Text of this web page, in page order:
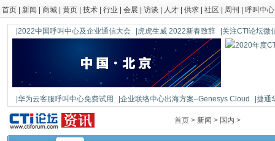
首页 新闻 商城 黄页 技术 行业 会展 访谈 人才 供求 社区 周刊 呼叫中心
|2022中国呼叫中心及企业通信大会 |虎虎生威 2022新春致辞 |关注CTI论坛微
|华为云客服呼叫中心免费试用 |企业联络中心出海方案–Genesys Cloud
|捷通
|鼎信通达新一代语音网关DAG1000-4S
首页 > 新闻 > 国内 >